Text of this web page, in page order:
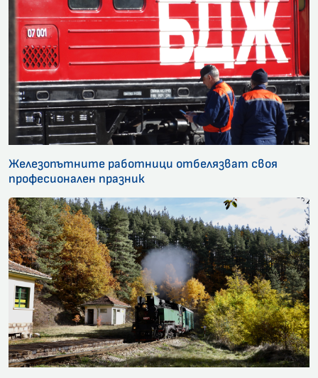
Железопътните работници отбелязват своя
професионален празник